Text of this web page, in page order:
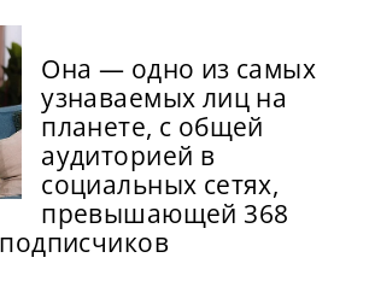
Она — одно из самых
узнаваемых лиц на
планете, с общей
аудиторией в
социальных сетях,
превышающей 368